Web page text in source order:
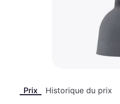
Prix Historique du prix